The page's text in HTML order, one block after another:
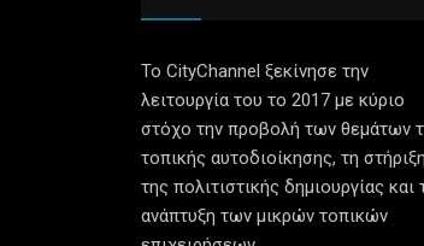
Το CityChannel ξεκίνησε την
λειτουργία του το 2017 με κύριο
στόχο την προβολή των θεμάτων
τοπικής αυτοδιοίκησης, τη στήριξη
της πολιτιστικής δημιουργίας και
ανάπτυξη των μικρών τοπικών